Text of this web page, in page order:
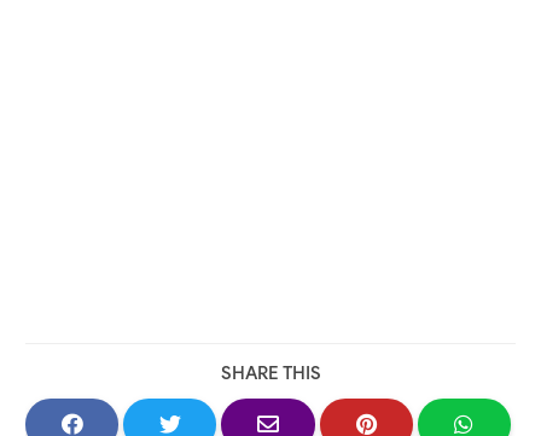
SHARE THIS